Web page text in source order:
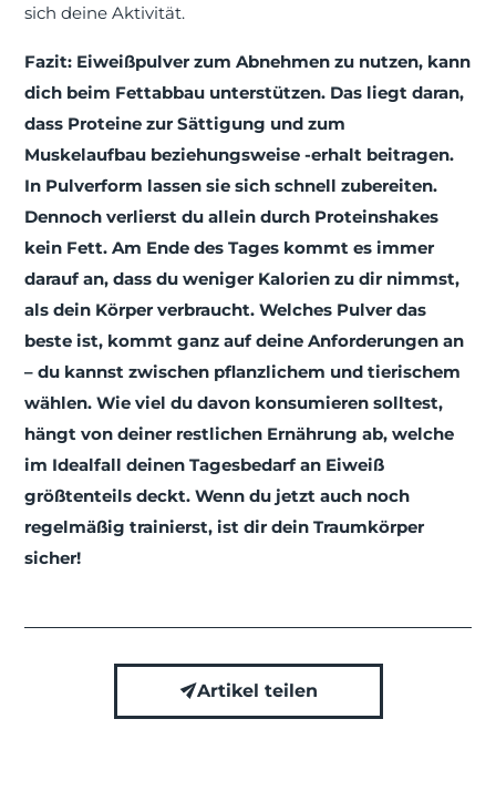
sich deine Aktivität.
Fazit: Eiweißpulver zum Abnehmen zu nutzen, kann
dich beim Fettabbau unterstützen. Das liegt daran,
dass Proteine zur Sättigung und zum
Muskelaufbau beziehungsweise -erhalt beitragen.
In Pulverform lassen sie sich schnell zubereiten.
Dennoch verlierst du allein durch Proteinshakes
kein Fett. Am Ende des Tages kommt es immer
darauf an, dass du weniger Kalorien zu dir nimmst,
als dein Körper verbraucht. Welches Pulver das
beste ist, kommt ganz auf deine Anforderungen an
– du kannst zwischen pflanzlichem und tierischem
wählen. Wie viel du davon konsumieren solltest,
hängt von deiner restlichen Ernährung ab, welche
im Idealfall deinen Tagesbedarf an Eiweiß
größtenteils deckt. Wenn du jetzt auch noch
regelmäßig trainierst, ist dir dein Traumkörper
sicher!
Artikel teilen